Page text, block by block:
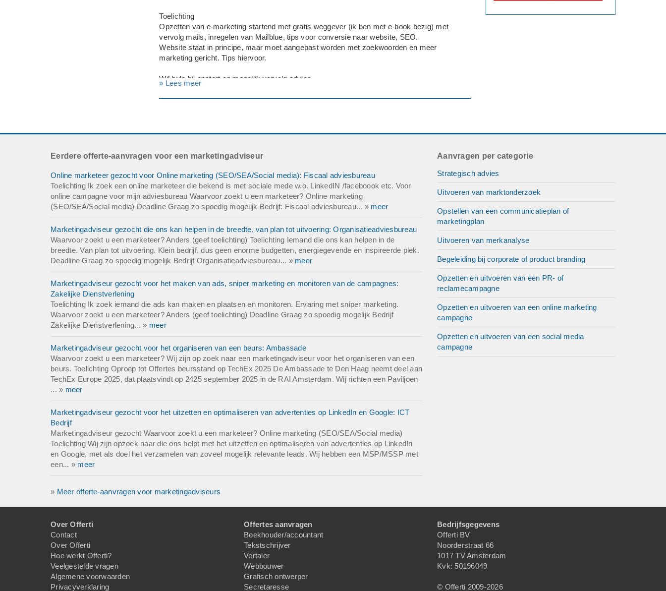
Toelichting
Opzetten van e-marketing startend met gratis weggever (ik ben met e-book bezig) met
vervolg mails, inregelen van Mailblue, tips voor conversie naar website, SEO.
Website staat in principe, maar moet aangepast worden met zoekwoorden en meer
marketing gericht. Tips hiervoor.
Wil hulp bij opstart en mogelijk vervolg advies.
Mailblue om te gaan.
» Lees meer
Eerdere offerte-aanvragen voor een marketingadviseur
Online marketeer gezocht voor Online marketing (SEO/SEA/Social media): Fiscaal adviesbureau
Toelichting Ik zoek een online marketeer die bekend is met sociale mede w.o. LinkedIN /faceboook etc. Voor
online campagne voor mijn adviesbureau Waarvoor zoekt u een marketeer? Online marketing
(SEO/SEA/Social media) Deadline Graag zo spoedig mogelijk Bedrijf: Fiscaal adviesbureau... » meer
Marketingadviseur gezocht die ons kan helpen in de breedte, van plan tot uitvoering: Organisatieadviesbureau
Waarvoor zoekt u een marketeer? Anders (geef toelichting) Toelichting Iemand die ons kan helpen in de
breedte. Van plan tot uitvoering. Klein bedrijf, dus geen enorme budgetten, energiegevende en inspireerde plek.
Deadline Graag zo spoedig mogelijk Bedrijf Organisatieadviesbureau... » meer
Marketingadviseur gezocht voor het maken van ads, sniper marketing en monitoren van de campagnes:
Zakelijke Dienstverlening
Toelichting Ik zoek iemand die ads kan maken en plaatsen en monitoren. Ervaring met sniper marketing.
Waarvoor zoekt u een marketeer? Anders (geef toelichting) Deadline Graag zo spoedig mogelijk Bedrijf
Zakelijke Dienstverlening... » meer
Marketingadviseur gezocht voor het organiseren van een beurs: Ambassade
Waarvoor zoekt u een marketeer? Wij zijn op zoek naar een marketingadviseur voor het organiseren van een
beurs. Toelichting Oproep tot Offertes beursstand op TechEx 2025 De Ambassade te Den Haag neemt deel aan
TechEx Europe 2025, dat plaatsvindt op 2425 september 2025 in de RAI Amsterdam. Wij richten een Paviljoen
... » meer
Marketingadviseur gezocht voor het uitzetten en optimaliseren van advertenties op LinkedIn en Google: ICT
Bedrijf
Marketingadviseur gezocht Waarvoor zoekt u een marketeer? Online marketing (SEO/SEA/Social media)
Toelichting Wij zijn opzoek naar die ons helpt met het uitzetten en optimaliseren van advertenties op LinkedIn
en Google, met als doel het verzamelen van zoveel mogelijk relevante leads. Wij hebben een MSP/MSSP met
een... » meer
» Meer offerte-aanvragen voor marketingadviseurs
Aanvragen per categorie
Strategisch advies
Uitvoeren van marktonderzoek
Opstellen van een communicatieplan of
marketingplan
Uitvoeren van merkanalyse
Begeleiding bij corporate of product branding
Opzetten en uitvoeren van een PR- of
reclamecampagne
Opzetten en uitvoeren van een online marketing
campagne
Opzetten en uitvoeren van een social media
campagne
Over Offerti
Contact
Over Offerti
Hoe werkt Offerti?
Veelgestelde vragen
Algemene voorwaarden
Privacyverklaring
Offertes aanvragen
Boekhouder/accountant
Tekstschrijver
Vertaler
Webbouwer
Grafisch ontwerper
Secretaresse
Bedrijfsgegevens
Offerti BV
Noorderstraat 66
1017 TV Amsterdam
Kvk: 50196049
© Offerti 2009-2026